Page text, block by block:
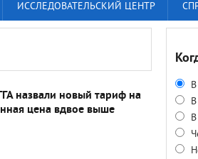
ИССЛЕДОВАТЕЛЬСКИЙ ЦЕНТР
назвали новый тариф на
цена вдвое выше